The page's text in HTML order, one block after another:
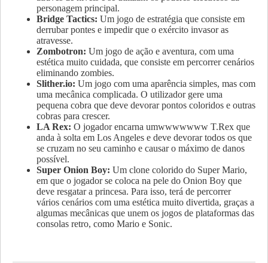
personagem principal.
Bridge Tactics: Um jogo de estratégia que consiste em
derrubar pontes e impedir que o exército invasor as
atravesse.
Zombotron: Um jogo de ação e aventura, com uma
estética muito cuidada, que consiste em percorrer cenários
eliminando zombies.
Slither.io: Um jogo com uma aparência simples, mas com
uma mecânica complicada. O utilizador gere uma
pequena cobra que deve devorar pontos coloridos e outras
cobras para crescer.
LA Rex: O jogador encarna umwwwwwww T.Rex que
anda à solta em Los Angeles e deve devorar todos os que
se cruzam no seu caminho e causar o máximo de danos
possível.
Super Onion Boy: Um clone colorido do Super Mario,
em que o jogador se coloca na pele do Onion Boy que
deve resgatar a princesa. Para isso, terá de percorrer
vários cenários com uma estética muito divertida, graças a
algumas mecânicas que unem os jogos de plataformas das
consolas retro, como Mario e Sonic.